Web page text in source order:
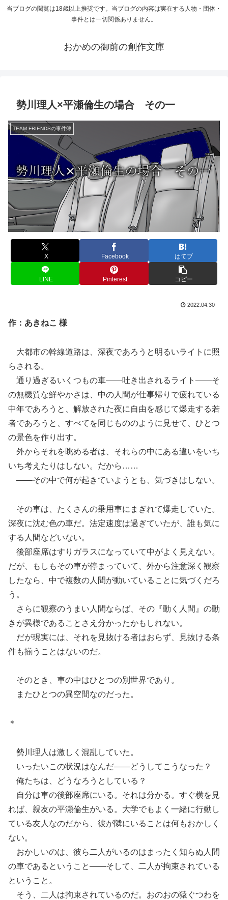
当ブログの閲覧は18歳以上推奨です。当ブログの内容は実在する人物・団体・
事件とは一切関係ありません。
おかめの御前の創作文庫
勢川理人×平瀬倫生の場合 その一
TEAM FRIENDSの事件簿
X Facebook はてブ
LINE Pinterest コピー
2022.04.30
作：あきねこ 様
大都市の幹線道路は、深夜であろうと明るいライトに照
らされる。
通り過ぎるいくつもの車――吐き出されるライト――そ
の無機質な鮮やかさは、中の人間が仕事帰りで疲れている
中年であろうと、解放された夜に自由を感じて爆走する若
者であろうと、すべてを同じもののように見せて、ひとつ
の景色を作り出す。
外からそれを眺める者は、それらの中にある違いをいち
いち考えたりはしない。だから……
――その中で何が起きていようとも、気づきはしない。
その車は、たくさんの乗用車にまぎれて爆走していた。
深夜に沈む色の車だ。法定速度は過ぎていたが、誰も気に
する人間などいない。
後部座席はすりガラスになっていて中がよく見えない。
だが、もしもその車が停まっていて、外から注意深く観察
したなら、中で複数の人間が動いていることに気づくだろ
う。
さらに観察のうまい人間ならば、その『動く人間』の動
きが異様であることさえ分かったかもしれない。
だが現実には、それを見抜ける者はおらず、見抜ける条
件も揃うことはないのだ。
そのとき、車の中はひとつの別世界であり。
またひとつの異空間なのだった。
＊
勢川理人は激しく混乱していた。
いったいこの状況はなんだ――どうしてこうなった？
俺たちは、どうなろうとしている？
自分は車の後部座席にいる。それは分かる。すぐ横を見
れば、親友の平瀬倫生がいる。大学でもよく一緒に行動し
ている友人なのだから、彼が隣にいることは何もおかしく
ない。
おかしいのは、彼ら二人がいるのはまったく知らぬ人間
の車であるということ――そして、二人が拘束されている
ということ。
そう、二人は拘束されているのだ。おのおの猿ぐつわを